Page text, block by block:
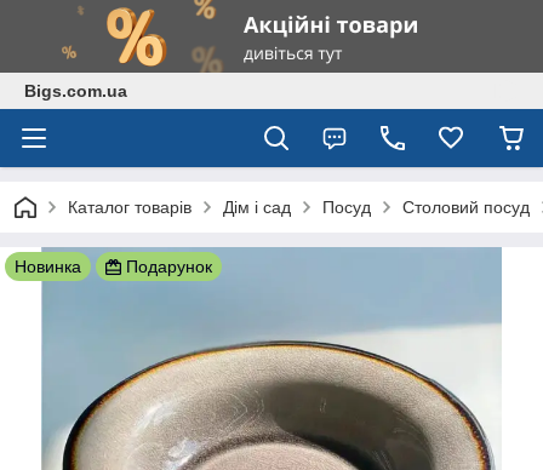
Bigs.com.ua
Каталог товарів Дім і сад Посуд Столовий посуд
Новинка Подарунок